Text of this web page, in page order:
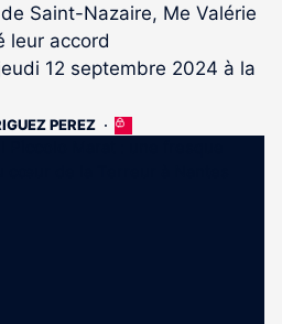
Saint-Nazaire, Me Valérie
leur accord
12 septembre 2024 à la
PEREZ
Cet